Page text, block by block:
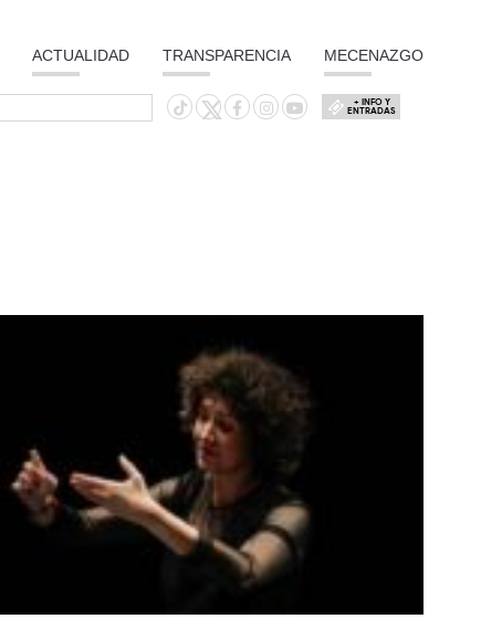
ACTUALIDAD TRANSPARENCIA MECENAZGO
+ INFO Y
ENTRADAS